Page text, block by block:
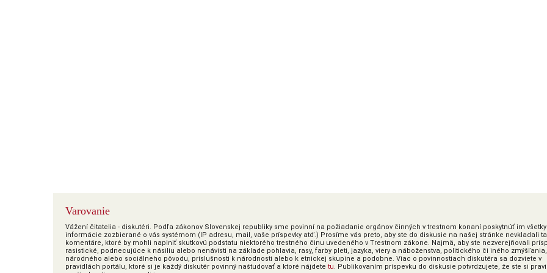
Varovanie
Vážení čitatelia - diskutéri. Podľa zákonov Slovenskej republiky sme povinní na požiadanie orgánov činných v trestnom konaní poskytnúť im všetky
informácie zozbierané o vás systémom (IP adresu, mail, vaše príspevky atď.) Prosíme vás preto, aby ste do diskusie na našej stránke nevkladali
komentáre, ktoré by mohli naplniť skutkovú podstatu niektorého trestného činu uvedeného v Trestnom zákone. Najmä, aby ste nezverejňovali
rasistické, podnecujúce k násiliu alebo nenávisti na základe pohlavia, rasy, farby pleti, jazyka, viery a náboženstva, politického či iného zmýšľania,
národného alebo sociálneho pôvodu, príslušnosti k národnosti alebo k etnickej skupine a podobne. Viac o povinnostiach diskutéra sa dozviete v
pravidlách portálu, ktoré si je každý diskutér povinný naštudovať a ktoré nájdete tu. Publikovaním príspevku do diskusie potvrdzujete, že ste si